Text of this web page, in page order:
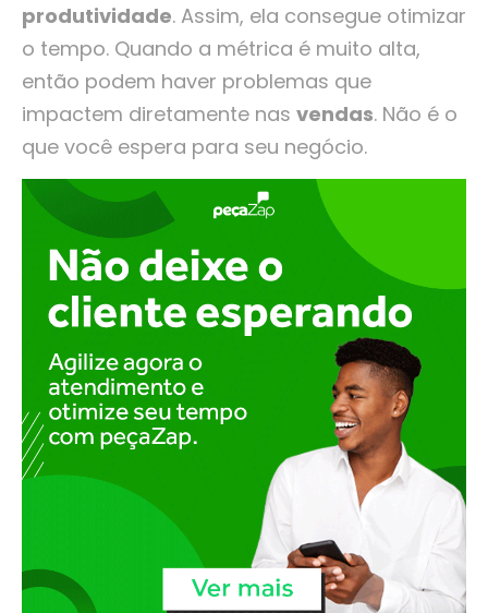
produtividade. Assim, ela consegue otimizar
o tempo. Quando a métrica é muito alta,
então podem haver problemas que
impactem diretamente nas vendas. Não é o
que você espera para seu negócio.